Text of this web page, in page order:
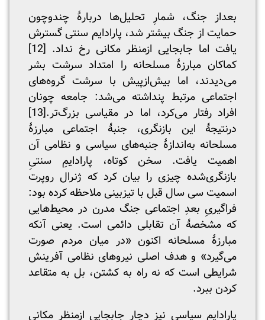
بعداز جنگ، شمارِ تحلیل‌ها دربارۀ چند‌و‌چون
حمایت از جنگ بیشتر شد، پارادایم سنتی گسترش
یافت اما جابجایی ازمنظر مکانی رخ نداد. [12]
کماکان مبارزۀ مسلحانه را امتداد سرشت بشر
می‌دیدند، اما بیش‌ازپیش با سرشت گروه‌های
اجتماعی مرتبط پنداشته می‌شد: جامعه چونان
افراد رفتار می‌کرد، اما در مقیاسی بزرگ‌تر.[13]
درنتیجۀ این بازنگری، جنبۀ اجتماعی مبارزۀ
مسلحانه به‌اندازۀ جنبه‌های سیاسی و نظامی آن
اهمیت یافت. سخن کوتاه، پارادایمِ سنتی‌ِ
بازنگری‌شده چیزی را بیان کرد که ژنرال روپرت
اسمیت سی سال قبل با تیزبینی ملاحظه کرده بود:
فراگیریِ بعدِ اجتماعی جنگ مدرن در محیط‌هایی
که مشخصۀ آن تقابلی دائمی است. یعنی آنکه
مبارزۀ مسلحانه اکنون «در میان مردم صورت
می‌گیرد» و هدف اصلی نیروهای نظامی آفرینش
شرایطی است که نه راه به کشتن، بل به متقاعد
کردن ببرد.
پارادایم سیاسی نیز دچار جابجایی ازمنظر مکانی